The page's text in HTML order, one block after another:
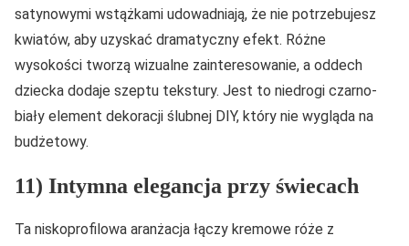
satynowymi wstążkami udowadniają, że nie potrzebujesz
kwiatów, aby uzyskać dramatyczny efekt. Różne
wysokości tworzą wizualne zainteresowanie, a oddech
dziecka dodaje szeptu tekstury. Jest to niedrogi czarno-
biały element dekoracji ślubnej DIY, który nie wygląda na
budżetowy.
11) Intymna elegancja przy świecach
Ta niskoprofilowa aranżacja łączy kremowe róże z